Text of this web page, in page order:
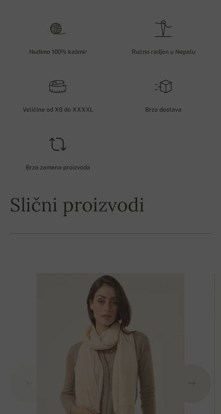
Nudimo 100% kašmir Ručno radjen u Nepalu
Veličine od XS do XXXXL Brza dostava
Brza zamena proizvoda
Slični proizvodi